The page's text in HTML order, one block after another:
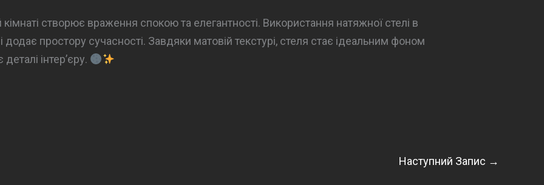
кімнаті створює враження спокою та елегантності. Використання натяжної стелі в
і додає простору сучасності. Завдяки матовій текстурі, стеля стає ідеальним фоном
інтер’єру.
Наступний Запис →